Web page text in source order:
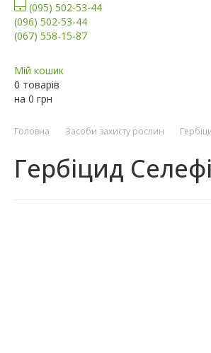
(095) 502-53-44
(096) 502-53-44
(067) 558-15-87
Мій кошик
0 товарів
на 0 грн
Головна Засоби захисту рослин
Гербіцид